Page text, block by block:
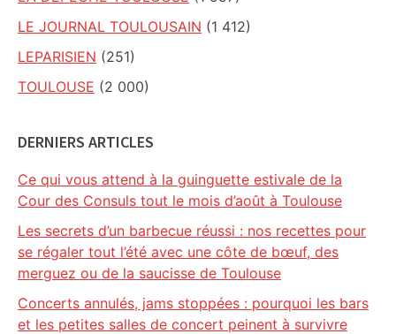
LE JOURNAL TOULOUSAIN (1 412)
LEPARISIEN (251)
TOULOUSE (2 000)
DERNIERS ARTICLES
Ce qui vous attend à la guinguette estivale de la
Cour des Consuls tout le mois d’août à Toulouse
Les secrets d’un barbecue réussi : nos recettes pour
se régaler tout l’été avec une côte de bœuf, des
merguez ou de la saucisse de Toulouse
Concerts annulés, jams stoppées : pourquoi les bars
et les petites salles de concert peinent à survivre